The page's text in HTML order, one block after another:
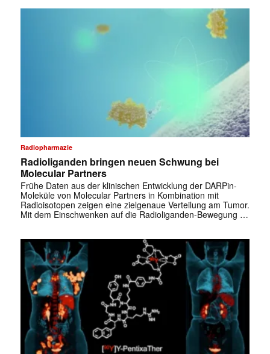
Radiopharmazie
Radioliganden bringen neuen Schwung bei
Molecular Partners
Frühe Daten aus der klinischen Entwicklung der DARPin-
Moleküle von Molecular Partners in Kombination mit
Radioisotopen zeigen eine zielgenaue Verteilung am Tumor.
Mit dem Einschwenken auf die Radioliganden-Bewegung …